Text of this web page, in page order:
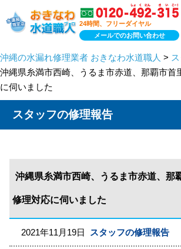
24時間、フリーダイヤル
メールでのお問い合わせ
沖縄の水漏れ修理業者 おきなわ水道職人 >
沖縄県糸満市西崎、うるま市赤道、那覇市首
に伺いました
スタッフの修理報告
沖縄県糸満市西崎、うるま市赤道、那
修理対応に伺いました
2021年11月19日 スタッフの修理報告